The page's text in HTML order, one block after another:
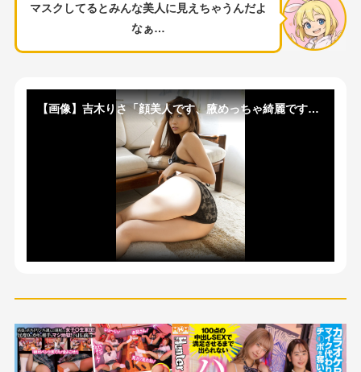
マスクしてるとみんな美人に見えちゃうんだよ
なぁ…
【画像】吉木りさ「顔美人です、腋めっちゃ綺麗です、尻くっそデカいです、性格超優しいです」